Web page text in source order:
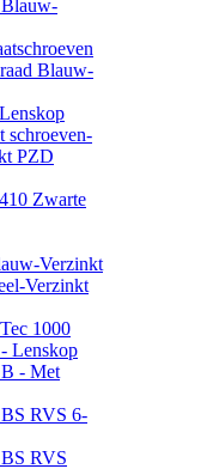
Blauw-
schroeven-
PZD
Zwarte
Verzinkt
Verzinkt
1000
Lenskop
- Met
RVS 6-
RVS